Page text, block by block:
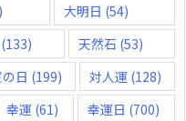
大明日 (54)
(133) 天然石 (53)
日 (199) 対人運 (128)
幸運 (61) 幸運日 (700)